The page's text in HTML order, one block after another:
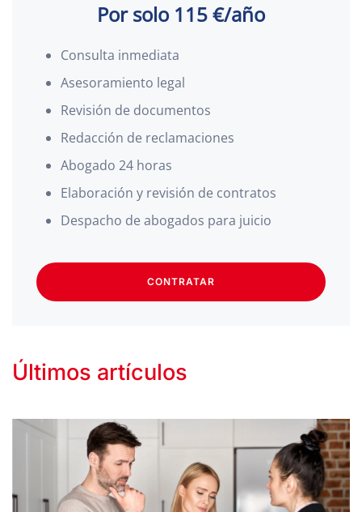
Por solo 115 €/año
Consulta inmediata
Asesoramiento legal
Revisión de documentos
Redacción de reclamaciones
Abogado 24 horas
Elaboración y revisión de contratos
Despacho de abogados para juicio
CONTRATAR
Últimos artículos